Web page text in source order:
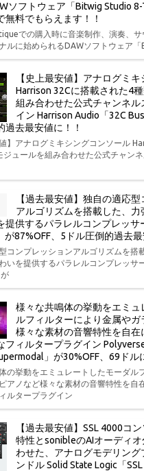
ソフトウェア「Bitwig Studio
無料でもらえます！！
での購入時に音楽制作、演奏、サ
ルに始められるDAWソフトウェア
【史上最安値】アナログミ
Harrison 32Cに搭載された4
組み合わせた公式チャンネル
イン Harrison Audio「32C
過去最安値に！！
値】アナログミキシングコンソール
ジュールを組み合わせた公式チャン
【過去最安値】独自の適応
アルゴリズムを搭載した、
提供するパラレルコンプレッサ
が87%OFF、5ドル圧倒的過去最
コンプレッションアルゴリズムを搭
いを提供するパラレルコンプレッサ
様々な共鳴体の挙動をエミュ
ルフィルターにより金属や
様々な素材の音響特性を自在
フィルタープラグイン
」が30%OFF、69ドル
の挙動をエミュレートしたモーダル
アノなど様々な素材の音響特性を自
ルタープラグイン
【過去最安値】SSL 4000コ
特性とsonibleのAIオーディ
わせた、アナログモデリン
ンドル Solid State Logic「